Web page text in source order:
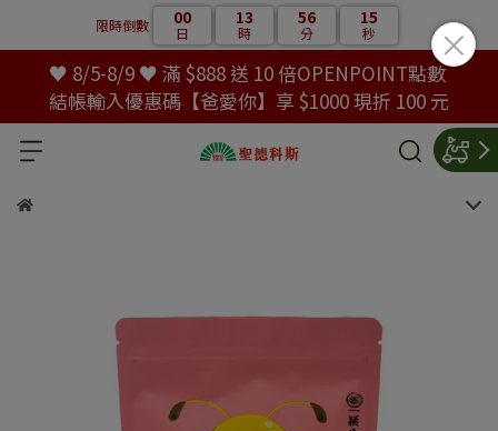
限時倒數 00
日
13
時
56
分
14
秒
♥ 8/5-8/9 ♥ 滿 $888 送 10 倍OPENPOINT點數
結帳輸入優惠碼【爸愛你】享 $1000 現折 100 元